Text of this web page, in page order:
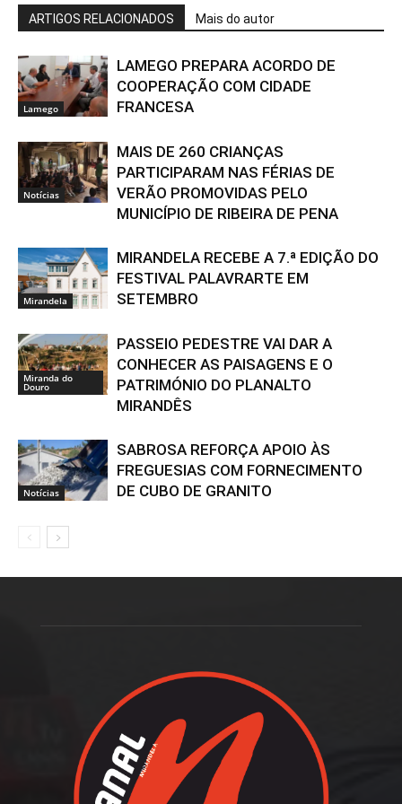
ARTIGOS RELACIONADOS Mais do autor
Lamego
LAMEGO PREPARA ACORDO DE
COOPERAÇÃO COM CIDADE
FRANCESA
Notícias
MAIS DE 260 CRIANÇAS
PARTICIPARAM NAS FÉRIAS DE
VERÃO PROMOVIDAS PELO
MUNICÍPIO DE RIBEIRA DE PENA
Mirandela
MIRANDELA RECEBE A 7.ª EDIÇÃO DO
FESTIVAL PALAVRARTE EM
SETEMBRO
Miranda do
Douro
PASSEIO PEDESTRE VAI DAR A
CONHECER AS PAISAGENS E O
PATRIMÓNIO DO PLANALTO
MIRANDÊS
Notícias
SABROSA REFORÇA APOIO ÀS
FREGUESIAS COM FORNECIMENTO
DE CUBO DE GRANITO